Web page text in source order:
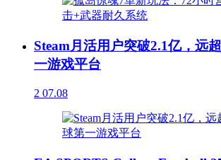
Steam月活用户突破2.1亿，远
一游戏平台
2 07.08